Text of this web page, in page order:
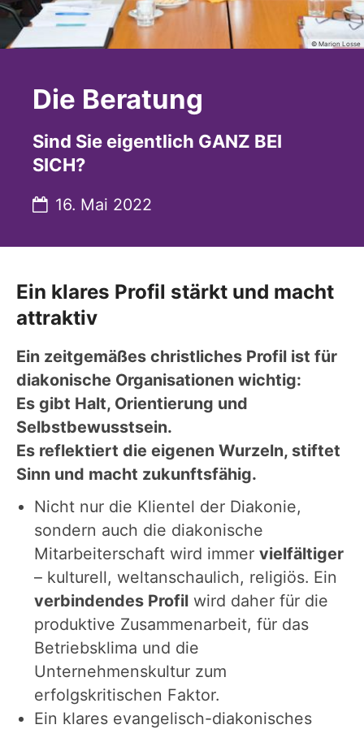
© Marion Losse
Die Beratung
Sind Sie eigentlich GANZ BEI
SICH?
Datum:
16. Mai 2022
Ein klares Profil stärkt und macht
attraktiv
Ein zeitgemäßes christliches Profil ist für
diakonische Organisationen wichtig:
Es gibt Halt, Orientierung und
Selbstbewusstsein.
Es reflektiert die eigenen Wurzeln, stiftet
Sinn und macht zukunftsfähig.
Nicht nur die Klientel der Diakonie,
sondern auch die diakonische
Mitarbeiterschaft wird immer vielfältiger
– kulturell, weltanschaulich, religiös. Ein
verbindendes Profil wird daher für die
produktive Zusammenarbeit, für das
Betriebsklima und die
Unternehmenskultur zum
erfolgskritischen Faktor.
Ein klares evangelisch-diakonisches